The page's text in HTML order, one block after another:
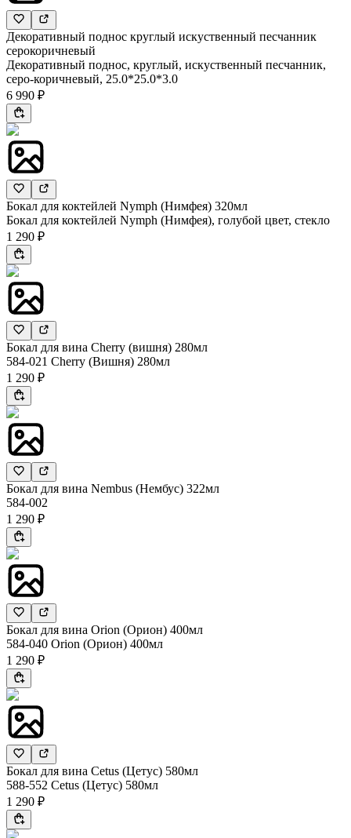
Декоративный поднос круглый искуственный песчанник
серокоричневый
Декоративный поднос, круглый, искуственный песчанник,
серо-коричневый, 25.0*25.0*3.0
6 990 ₽
Бокал для коктейлей Nymph (Нимфея) 320мл
Бокал для коктейлей Nymph (Нимфея), голубой цвет, стекло
1 290 ₽
Бокал для вина Cherry (вишня) 280мл
584-021 Cherry (Вишня) 280мл
1 290 ₽
Бокал для вина Nembus (Нембус) 322мл
584-002
1 290 ₽
Бокал для вина Orion (Орион) 400мл
584-040 Orion (Орион) 400мл
1 290 ₽
Бокал для вина Cetus (Цетус) 580мл
588-552 Cetus (Цетус) 580мл
1 290 ₽